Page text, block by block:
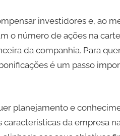
investidores e, ao
o número de ações na
da companhia. Para
é um passo
planejamento e
da empresa